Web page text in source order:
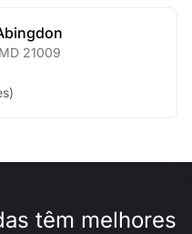
MD 21009
)
têm melhores